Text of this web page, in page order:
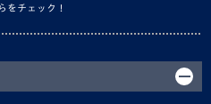
をチェック！